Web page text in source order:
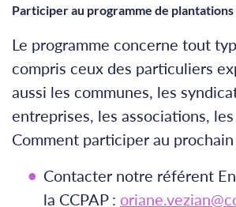
Participer au programme de plantations
Le programme concerne tout
compris ceux des particuliers
aussi les communes, les
entreprises, les associations,
Comment participer au prochain
Contacter notre référent
la CCPAP :